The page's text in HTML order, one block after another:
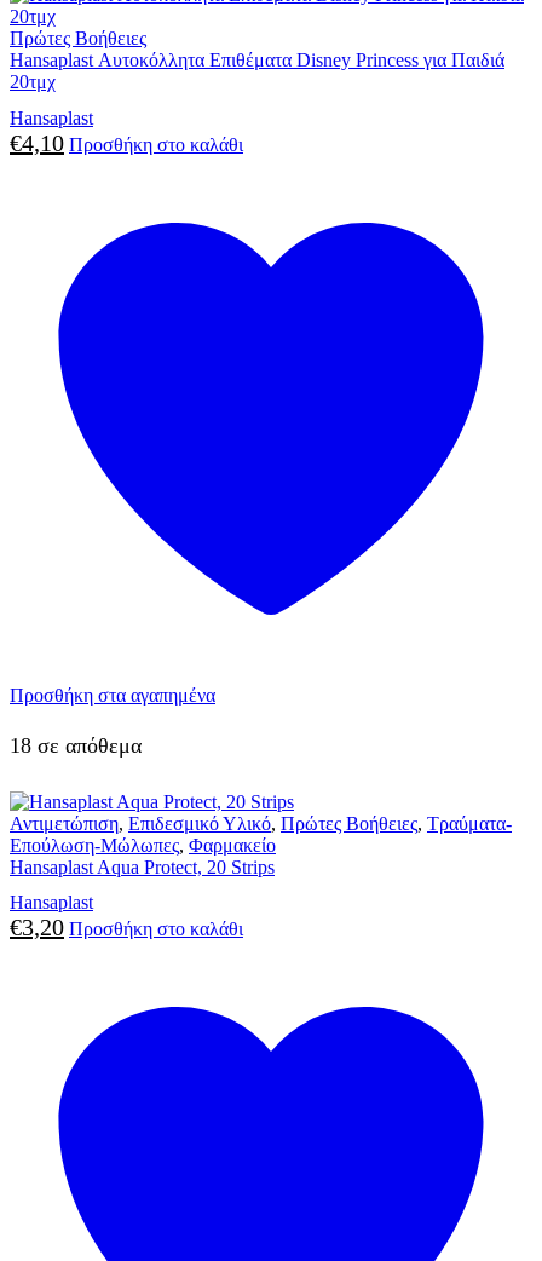
Πρώτες Βοήθειες
Hansaplast Αυτοκόλλητα Επιθέματα Disney Princess για Παιδιά
20τμχ
Hansaplast
€4,10 Προσθήκη στο καλάθι
Προσθήκη στα αγαπημένα
18 σε απόθεμα
Αντιμετώπιση, Επιδεσμικό Υλικό, Πρώτες Βοήθειες, Τραύματα-
Επούλωση-Μώλωπες, Φαρμακείο
Hansaplast Aqua Protect, 20 Strips
Hansaplast
€3,20 Προσθήκη στο καλάθι